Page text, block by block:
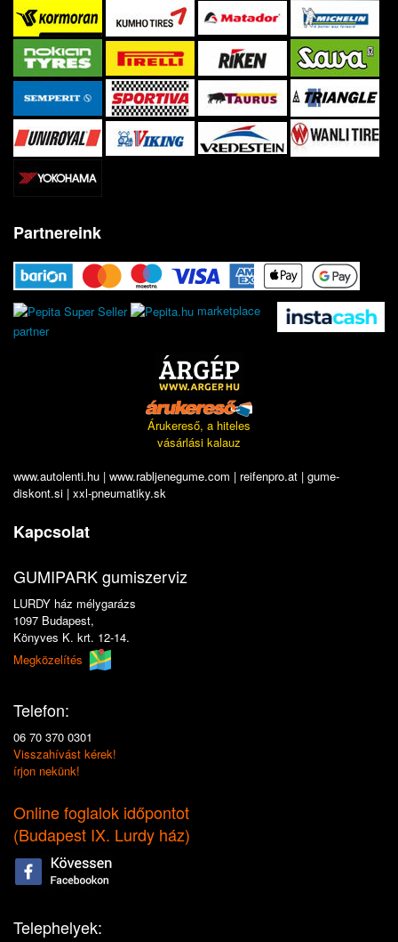
Partnereink
marketplace
partner
Árukereső, a hiteles
vásárlási kalauz
www.autolenti.hu | www.rabljenegume.com | reifenpro.at | gume-
diskont.si | xxl-pneumatiky.sk
Kapcsolat
GUMIPARK gumiszerviz
LURDY ház mélygarázs
1097 Budapest,
Könyves K. krt. 12-14.
Megközelítés
Telefon:
06 70 370 0301
Visszahívást kérek!
írjon nekünk!
Online foglalok időpontot
(Budapest IX. Lurdy ház)
Telephelyek: